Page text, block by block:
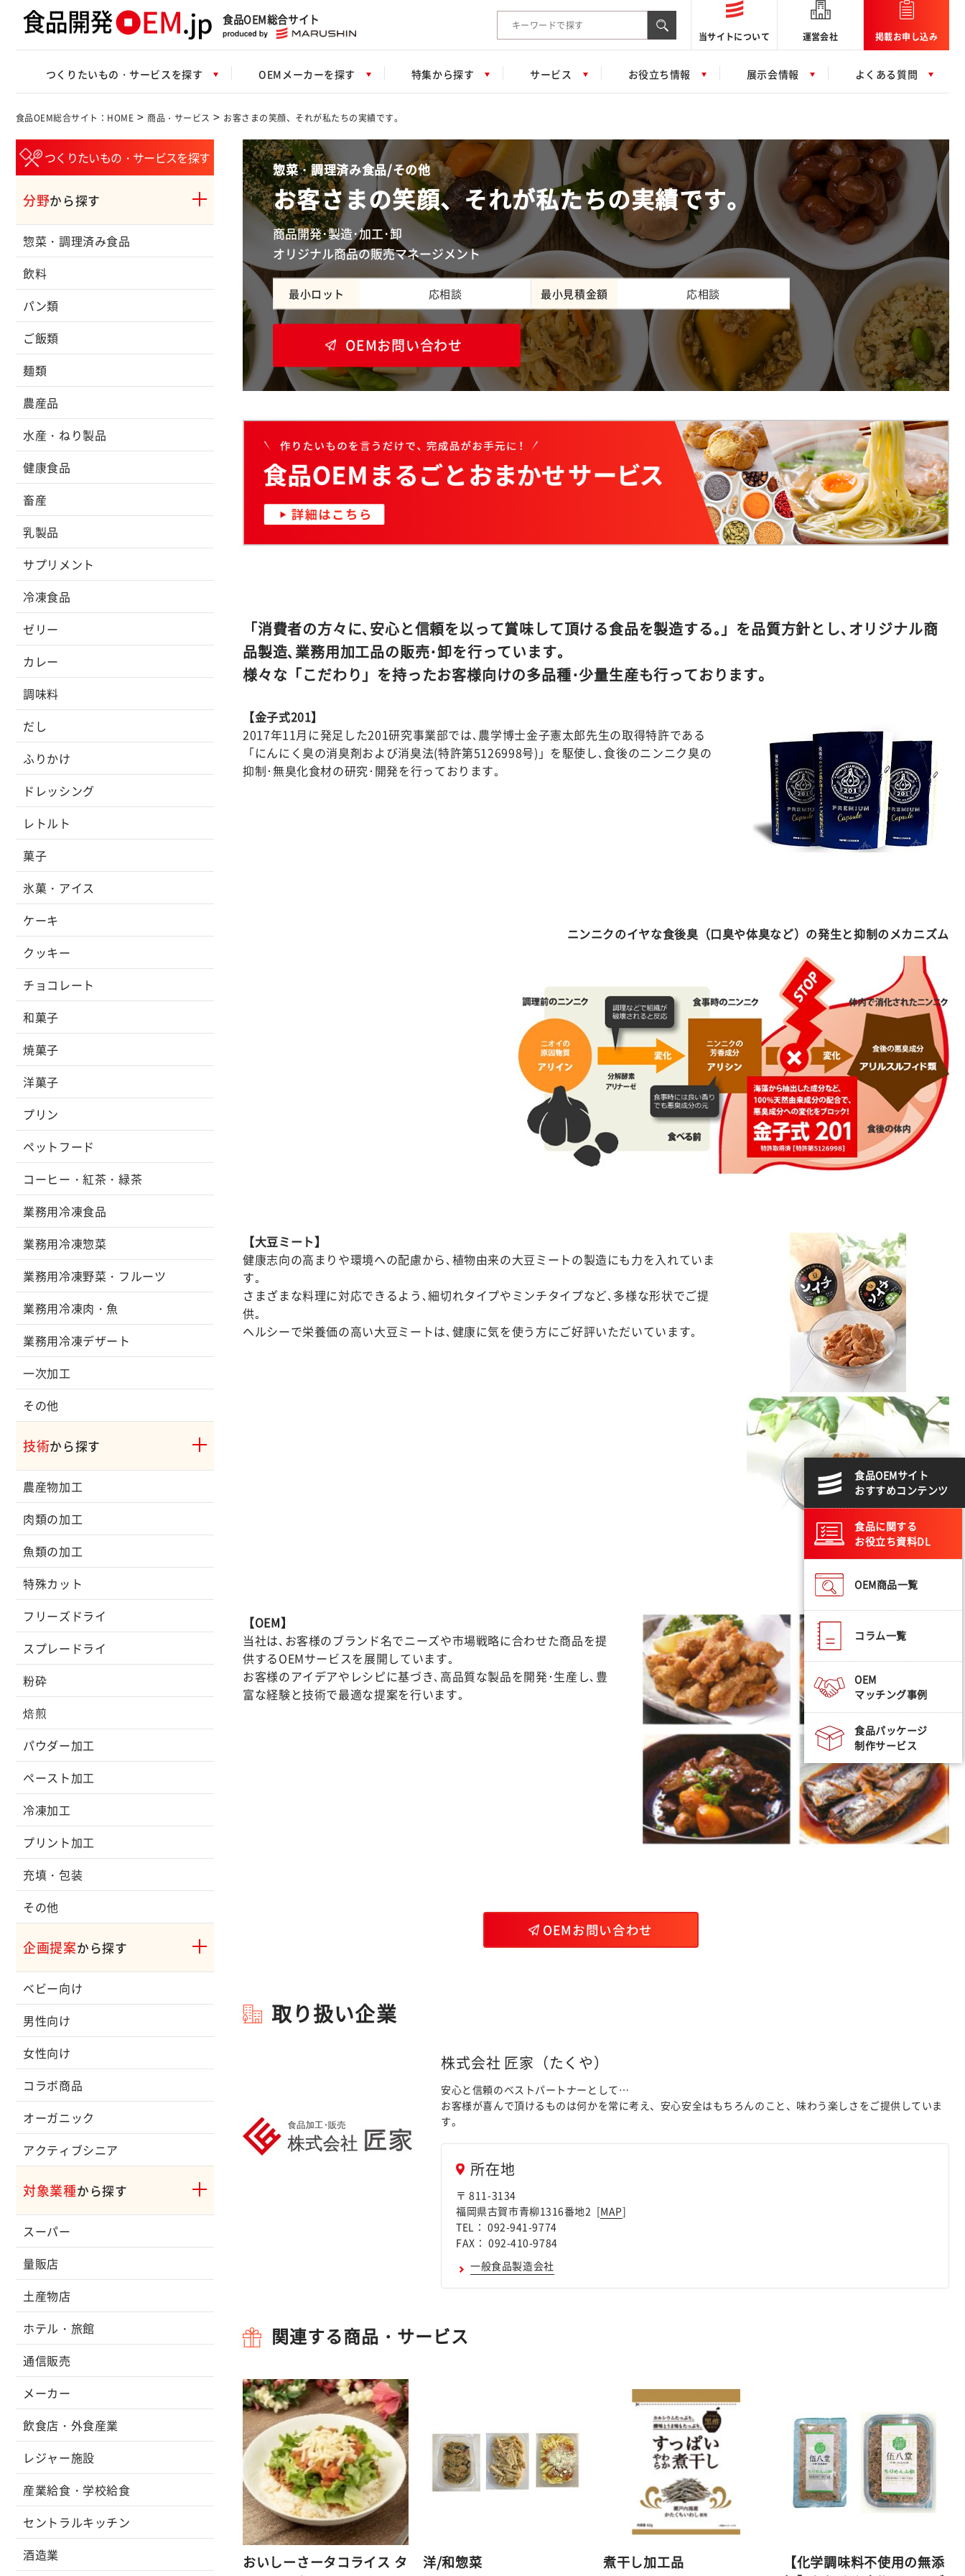
食品OEM総合サイト
検索キーワード入力 当サイトについて 運営会社 掲載お申し込み
つくりたいもの・サービスを探す OEMメーカーを探す 特集から探す サービス お役立ち情報 展示会情報 よくある質問
食品OEM総合サイト：HOME > 商品・サービス > お客さまの笑顔、それが私たちの実績です。
つくりたいもの・サービスを探す
分野から探す
惣菜・調理済み食品
飲料
パン類
ご飯類
麺類
農産品
水産・ねり製品
健康食品
畜産
乳製品
サプリメント
冷凍食品
ゼリー
カレー
調味料
だし
ふりかけ
ドレッシング
レトルト
菓子
氷菓・アイス
ケーキ
クッキー
チョコレート
和菓子
焼菓子
洋菓子
プリン
ペットフード
コーヒー・紅茶・緑茶
業務用冷凍食品
業務用冷凍惣菜
業務用冷凍野菜・フルーツ
業務用冷凍肉・魚
業務用冷凍デザート
一次加工
その他
技術から探す
農産物加工
肉類の加工
魚類の加工
特殊カット
フリーズドライ
スプレードライ
粉砕
焙煎
パウダー加工
ペースト加工
冷凍加工
プリント加工
充填・包装
その他
企画提案から探す
ベビー向け
男性向け
女性向け
コラボ商品
オーガニック
アクティブシニア
対象業種から探す
スーパー
量販店
土産物店
ホテル・旅館
通信販売
メーカー
飲食店・外食産業
レジャー施設
産業給食・学校給食
セントラルキッチン
酒造業
惣菜・調理済み食品/その他
お客さまの笑顔、それが私たちの実績です。
商品開発･製造･加工･卸
オリジナル商品の販売マネージメント
最小ロット 応相談 最小見積金額 応相談
OEMお問い合わせ
「消費者の方々に､安心と信頼を以って賞味して頂ける食品を製造する｡」を品質方針とし､オリジナル商
品製造､業務用加工品の販売･卸を行っています｡
様々な「こだわり」を持ったお客様向けの多品種･少量生産も行っております。
【金子式201】
2017年11月に発足した201研究事業部では､農学博士金子憲太郎先生の取得特許である
「にんにく臭の消臭剤および消臭法(特許第5126998号)」を駆使し､食後のニンニク臭の
抑制･無臭化食材の研究･開発を行っております｡
ニンニクのイヤな食後臭（口臭や体臭など）の発生と抑制のメカニズム
【大豆ミート】
健康志向の高まりや環境への配慮から､植物由来の大豆ミートの製造にも力を入れていま
す｡
さまざまな料理に対応できるよう､細切れタイプやミンチタイプなど､多様な形状でご提
供｡
ヘルシーで栄養価の高い大豆ミートは､健康に気を使う方にご好評いただいています｡
【OEM】
当社は､お客様のブランド名でニーズや市場戦略に合わせた商品を提
供するOEMサービスを展開しています｡
お客様のアイデアやレシピに基づき､高品質な製品を開発･生産し､豊
富な経験と技術で最適な提案を行います｡
OEMお問い合わせ
取り扱い企業
株式会社 匠家（たくや）
安心と信頼のベストパートナーとして…
お客様が喜んで頂けるものは何かを常に考え、安心安全はもちろんのこと、味わう楽しさをご提供していま
す。
所在地
〒 811-3134
福岡県古賀市青柳1316番地2 [MAP]
TEL： 092-941-9774
FAX： 092-410-9784
一般食品製造会社
関連する商品・サービス
おいしーさータコライス タ
洋/和惣菜 煮干し加工品
【化学調味料不使用の無添
食品OEMサイト
おすすめコンテンツ
食品に関する
お役立ち資料DL
OEM商品一覧
コラム一覧
OEM
マッチング事例
食品パッケージ
制作サービス